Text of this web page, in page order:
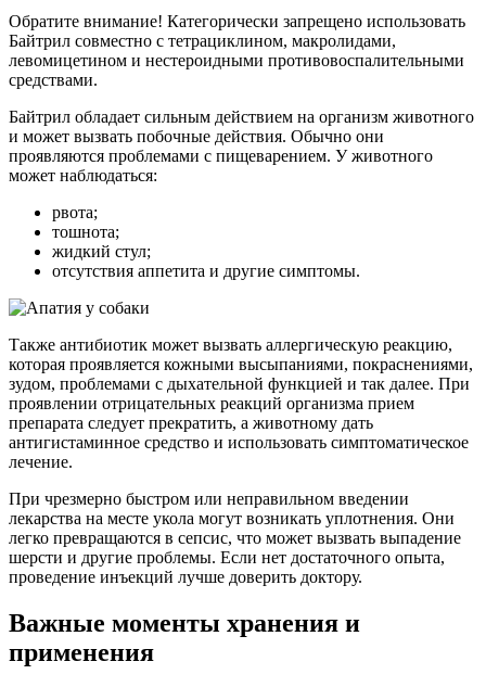
Обратите внимание! Категорически запрещено использовать
Байтрил совместно с тетрациклином, макролидами,
левомицетином и нестероидными противовоспалительными
средствами.
Байтрил обладает сильным действием на организм животного
и может вызвать побочные действия. Обычно они
проявляются проблемами с пищеварением. У животного
может наблюдаться:
рвота;
тошнота;
жидкий стул;
отсутствия аппетита и другие симптомы.
Также антибиотик может вызвать аллергическую реакцию,
которая проявляется кожными высыпаниями, покраснениями,
зудом, проблемами с дыхательной функцией и так далее. При
проявлении отрицательных реакций организма прием
препарата следует прекратить, а животному дать
антигистаминное средство и использовать симптоматическое
лечение.
При чрезмерно быстром или неправильном введении
лекарства на месте укола могут возникать уплотнения. Они
легко превращаются в сепсис, что может вызвать выпадение
шерсти и другие проблемы. Если нет достаточного опыта,
проведение инъекций лучше доверить доктору.
Важные моменты хранения и
применения